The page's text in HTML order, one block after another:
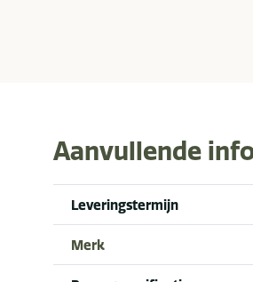
Aanvullende
Leveringstermijn
Merk